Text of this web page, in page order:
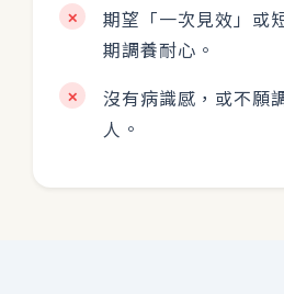
✕
期望「一次見效」或
期調養耐心。
✕
沒有病識感，或不願
人。